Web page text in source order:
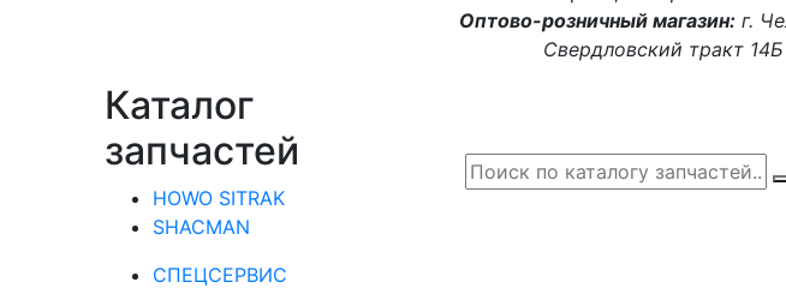
Оптово-розничный магазин: г.
Свердловский тракт 14Б
Каталог
запчастей
HOWO SITRAK
SHACMAN
СПЕЦСЕРВИС